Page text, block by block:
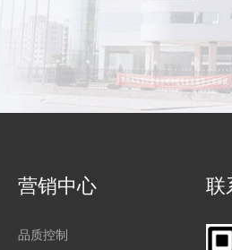
营销中心
品质控制
联